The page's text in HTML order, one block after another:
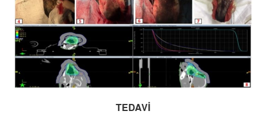
TEDAVİ